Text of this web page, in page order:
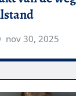
nov 30, 2025